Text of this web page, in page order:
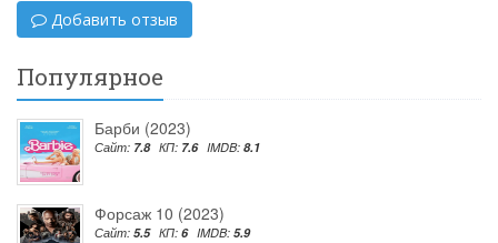
Добавить отзыв
Популярное
Барби (2023)
Сайт: 7.8 КП: 7.6 IMDB: 8.1
Форсаж 10 (2023)
Сайт: 5.5 КП: 6 IMDB: 5.9